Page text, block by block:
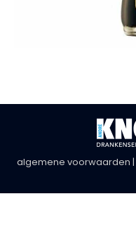
algemene voorwaarden |